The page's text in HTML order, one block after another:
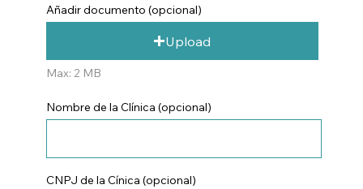
Añadir documento (opcional)
Upload
Max: 2 MB
Nombre de la Clínica (opcional)
CNPJ de la Cínica (opcional)